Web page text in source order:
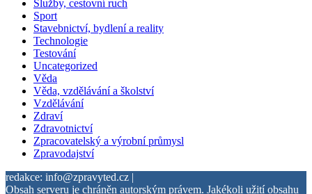
Služby, cestovní ruch
Sport
Stavebnictví, bydlení a reality
Technologie
Testování
Uncategorized
Věda
Věda, vzdělávání a školství
Vzdělávání
Zdraví
Zdravotnictví
Zpracovatelský a výrobní průmysl
Zpravodajství
redakce: info@zpravyted.cz |
Obsah serveru je chráněn autorským právem. Jakékoli užití obsahu